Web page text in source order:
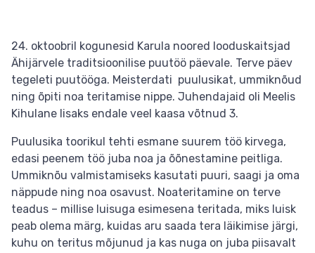
24. oktoobril kogunesid Karula noored looduskaitsjad
Ähijärvele traditsioonilise puutöö päevale. Terve päev
tegeleti puutööga. Meisterdati puulusikat, ummiknõud
ning õpiti noa teritamise nippe. Juhendajaid oli Meelis
Kihulane lisaks endale veel kaasa võtnud 3.
Puulusika toorikul tehti esmane suurem töö kirvega,
edasi peenem töö juba noa ja õõnestamine peitliga.
Ummiknõu valmistamiseks kasutati puuri, saagi ja oma
näppude ning noa osavust. Noateritamine on terve
teadus – millise luisuga esimesena teritada, miks luisk
peab olema märg, kuidas aru saada tera läikimise järgi,
kuhu on teritus mõjunud ja kas nuga on juba piisavalt